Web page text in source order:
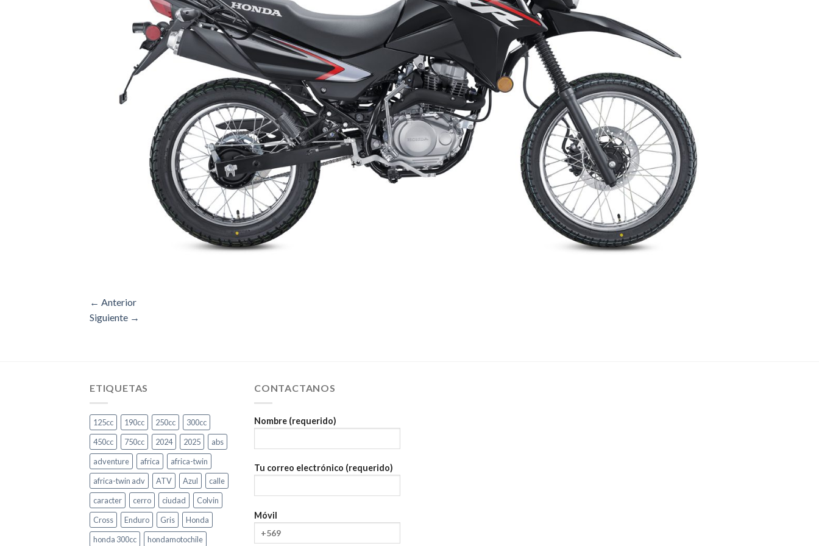
← Anterior
Siguiente →
ETIQUETAS
125cc 190cc 250cc
300cc
450cc
750cc 2024 2025
abs
adventure
africa
africa-twin
africa-twin adv
ATV Azul
calle
caracter
cerro ciudad
Colvin
Cross
Enduro Gris
Honda
honda 300cc
hondamotochile
CONTACTANOS
Nombre (requerido)
Tu correo electrónico (requerido)
Móvil